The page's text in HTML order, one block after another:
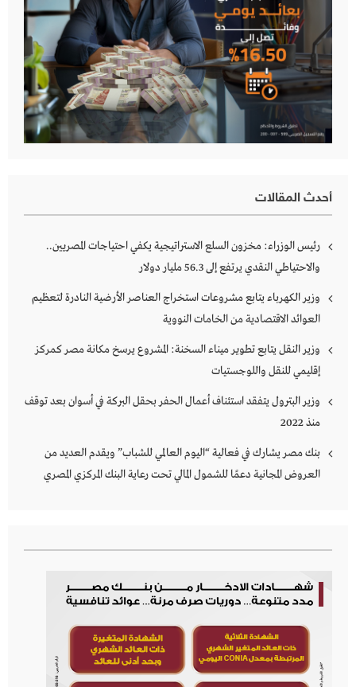
أحدث المقالات
رئيس الوزراء: مخزون السلع الاستراتيجية يكفي احتياجات المصريين..
والاحتياطي النقدي يرتفع إلى 56.3 مليار دولار
وزير الكهرباء يتابع مشروعات استخراج العناصر الأرضية النادرة لتعظيم
العوائد الاقتصادية من الخامات النووية
وزير النقل يتابع تطوير ميناء السخنة: المشروع يرسخ مكانة مصر كمركز
إقليمي للنقل واللوجستيات
وزير البترول يتفقد استئناف أعمال الحفر بحقل البركة في أسوان بعد توقف
منذ 2022
بنك مصر يشارك في فعالية “اليوم العالمي للشباب” ويقدم العديد من
العروض المجانية دعمًا للشمول المالي تحت رعاية البنك المركزي المصري